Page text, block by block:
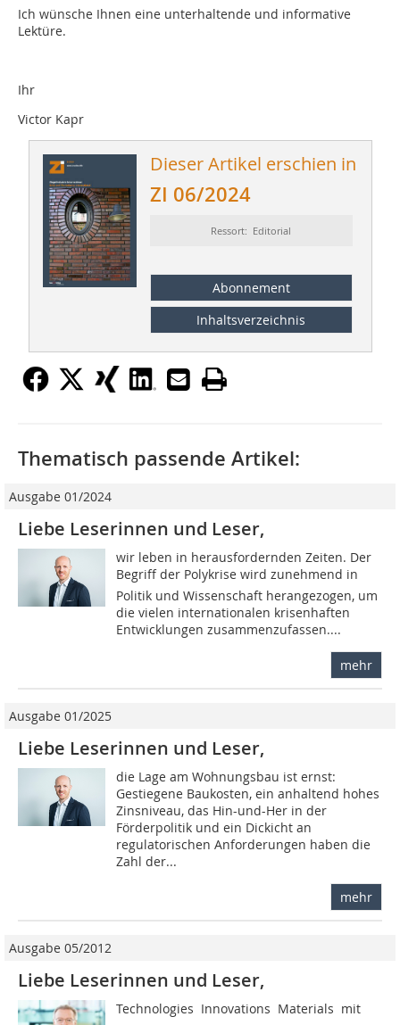
Ich wünsche Ihnen eine unterhaltende und informative
Lektüre.
Ihr
Victor Kapr
Dieser Artikel erschien in
ZI 06/2024
Ressort: Editorial
Abonnement
Inhaltsverzeichnis
Thematisch passende Artikel:
Ausgabe 01/2024
Liebe Leserinnen und Leser,
wir leben in herausfordernden Zeiten. Der
Begriff der Polykrise wird zunehmend in
Politik und Wissenschaft herangezogen, um
die vielen internationalen krisenhaften
Entwicklungen zusammenzufassen....
mehr
Ausgabe 01/2025
Liebe Leserinnen und Leser,
die Lage am Wohnungsbau ist ernst:
Gestiegene Baukosten, ein anhaltend hohes
Zinsniveau, das Hin-und-Her in der
Förderpolitik und ein Dickicht an
regulatorischen Anforderungen haben die
Zahl der...
mehr
Ausgabe 05/2012
Liebe Leserinnen und Leser,
Technologies  Innovations  Materials  mit